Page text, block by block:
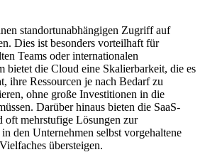
standortunabhängigen Zugriff auf
Dies ist besonders vorteilhaft für
Teams oder internationalen
bietet die Cloud eine Skalierbarkeit, die es
ihre Ressourcen je nach Bedarf zu
ohne große Investitionen in die
Darüber hinaus bieten die SaaS-
oft mehrstufige Lösungen zur
den Unternehmen selbst vorgehaltene
übersteigen.